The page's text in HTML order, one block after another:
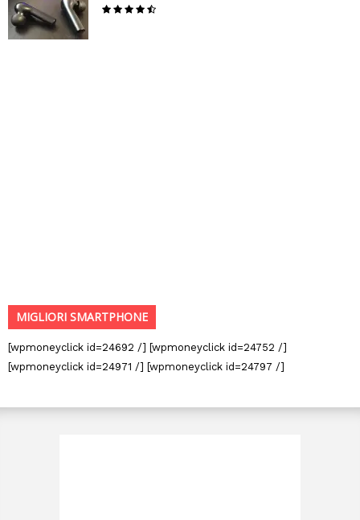
MIGLIORI SMARTPHONE
[wpmoneyclick id=24692 /] [wpmoneyclick id=24752 /]
[wpmoneyclick id=24971 /] [wpmoneyclick id=24797 /]